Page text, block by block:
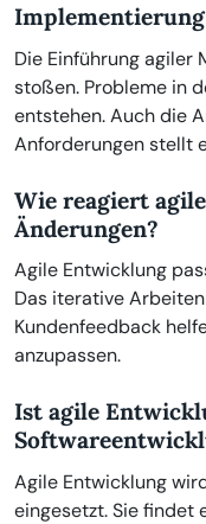
Die Einführung agiler
stoßen. Probleme in
entstehen. Auch die
Anforderungen stellt
Wie reagiert
Änderungen?
Agile Entwicklung
Das iterative
Kundenfeedback
anzupassen.
Ist agile
Agile Entwicklung
eingesetzt. Sie findet